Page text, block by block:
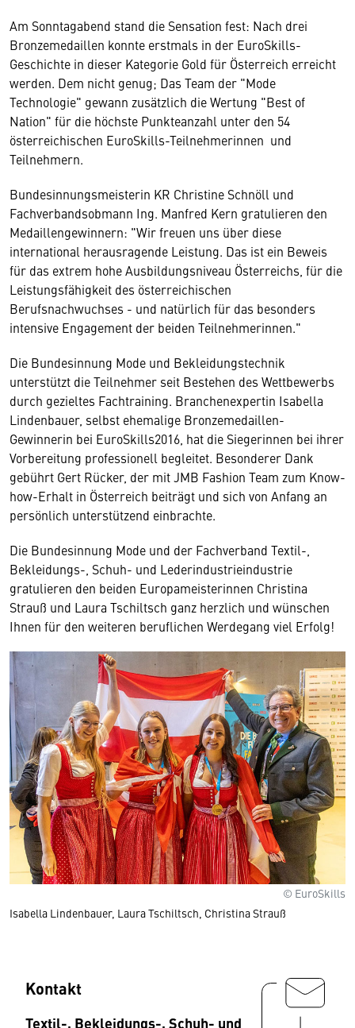
Am Sonntagabend stand die Sensation fest: Nach drei
Bronzemedaillen konnte erstmals in der EuroSkills-
Geschichte in dieser Kategorie Gold für Österreich erreicht
werden. Dem nicht genug; Das Team der "Mode
Technologie" gewann zusätzlich die Wertung "Best of
Nation" für die höchste Punkteanzahl unter den 54
österreichischen EuroSkills-Teilnehmerinnen und
Teilnehmern.
Bundesinnungsmeisterin KR Christine Schnöll und
Fachverbandsobmann Ing. Manfred Kern gratulieren den
Medaillengewinnern: "Wir freuen uns über diese
international herausragende Leistung. Das ist ein Beweis
für das extrem hohe Ausbildungsniveau Österreichs, für die
Leistungsfähigkeit des österreichischen
Berufsnachwuchses - und natürlich für das besonders
intensive Engagement der beiden Teilnehmerinnen."
Die Bundesinnung Mode und Bekleidungstechnik
unterstützt die Teilnehmer seit Bestehen des Wettbewerbs
durch gezieltes Fachtraining. Branchenexpertin Isabella
Lindenbauer, selbst ehemalige Bronzemedaillen-
Gewinnerin bei EuroSkills2016, hat die Siegerinnen bei ihrer
Vorbereitung professionell begleitet. Besonderer Dank
gebührt Gert Rücker, der mit JMB Fashion Team zum Know-
how-Erhalt in Österreich beiträgt und sich von Anfang an
persönlich unterstützend einbrachte.
Die Bundesinnung Mode und der Fachverband Textil-,
Bekleidungs-, Schuh- und Lederindustrieindustrie
gratulieren den beiden Europameisterinnen Christina
Strauß und Laura Tschiltsch ganz herzlich und wünschen
Ihnen für den weiteren beruflichen Werdegang viel Erfolg!
© EuroSkills
Isabella Lindenbauer, Laura Tschiltsch, Christina Strauß
Kontakt
Textil-, Bekleidungs-, Schuh- und